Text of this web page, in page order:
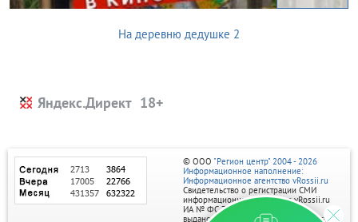
На деревню дедушке 2
Яндекс.Директ
© ООО "Регион центр" 2004 - 2026
Информационное наполнение:
Информационное агентство vRossii.ru
Свидетельство о регистрации СМИ
информационного агентства vRossii.ru
ИА № ФС 77‑35502
выдано РОСКОМНАДЗОРом 04 марта